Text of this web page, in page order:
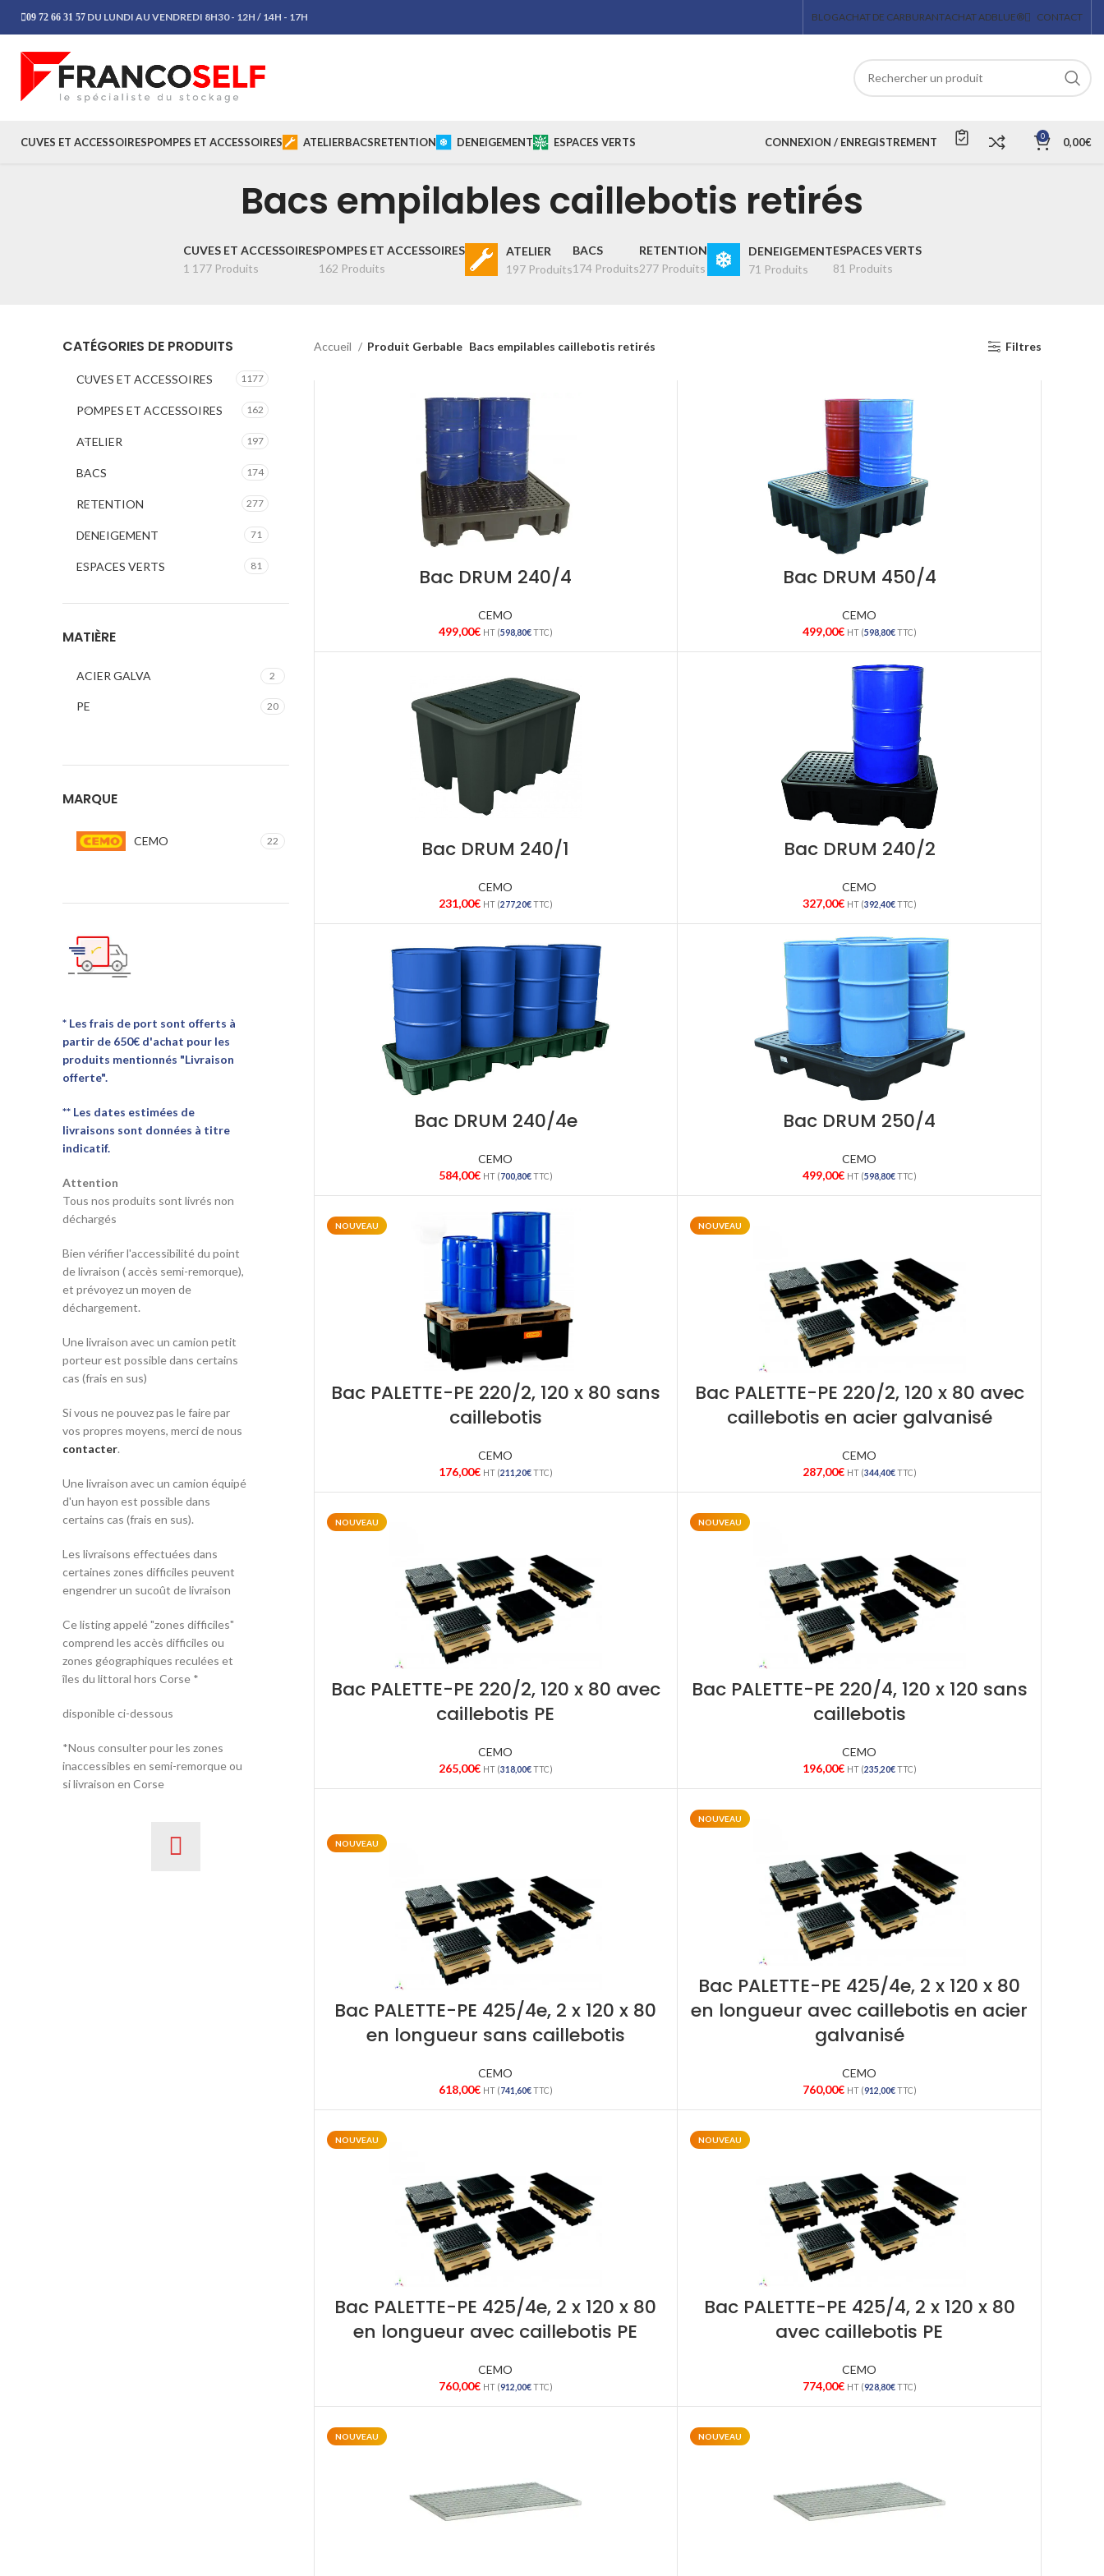
09 72 66 31 57 DU LUNDI AU VENDREDI 8H30 - 12H / 14H - 17H BLOGACHAT DE CARBURANTACHAT ADBLUE® CONTACT
CUVES ET ACCESSOIRESPOMPES ET ACCESSOIRES ATELIERBACSRETENTION DENEIGEMENT ESPACES VERTS CONNEXION / ENREGISTREMENT 0 0,00€
Bacs empilables caillebotis retirés
CUVES ET ACCESSOIRES
1 177 Produits
POMPES ET ACCESSOIRES
162 Produits
ATELIER
197 Produits
BACS
174 Produits
RETENTION
277 Produits
DENEIGEMENT
71 Produits
ESPACES VERTS
81 Produits
CATÉGORIES DE PRODUITS
CUVES ET ACCESSOIRES 1177
POMPES ET ACCESSOIRES 162
ATELIER 197
BACS 174
RETENTION 277
DENEIGEMENT 71
ESPACES VERTS 81
MATIÈRE
ACIER GALVA 2
PE 20
MARQUE
CEMO 22
* Les frais de port sont offerts à
partir de 650€ d'achat pour les
produits mentionnés "Livraison
offerte".
** Les dates estimées de
livraisons sont données à titre
indicatif.
Attention
Tous nos produits sont livrés non
déchargés
Bien vérifier l'accessibilité du point
de livraison ( accès semi-remorque),
et prévoyez un moyen de
déchargement.
Une livraison avec un camion petit
porteur est possible dans certains
cas (frais en sus)
Si vous ne pouvez pas le faire par
vos propres moyens, merci de nous
contacter.
Une livraison avec un camion équipé
d'un hayon est possible dans
certains cas (frais en sus).
Les livraisons effectuées dans
certaines zones difficiles peuvent
engendrer un sucoût de livraison
Ce listing appelé "zones difficiles"
comprend les accès difficiles ou
zones géographiques reculées et
îles du littoral hors Corse *
disponible ci-dessous
*Nous consulter pour les zones
inaccessibles en semi-remorque ou
si livraison en Corse
Accueil Produit Gerbable Bacs empilables caillebotis retirés Filtres
Bac DRUM 240/4
CEMO
499,00€ HT (598,80€TTC)
Bac DRUM 450/4
CEMO
499,00€ HT (598,80€TTC)
Bac DRUM 240/1
CEMO
231,00€ HT (277,20€TTC)
Bac DRUM 240/2
CEMO
327,00€ HT (392,40€TTC)
Bac DRUM 240/4e
CEMO
584,00€ HT (700,80€TTC)
Bac DRUM 250/4
CEMO
499,00€ HT (598,80€TTC)
NOUVEAU
Bac PALETTE-PE 220/2, 120 x 80 sans
caillebotis
CEMO
176,00€ HT (211,20€TTC)
NOUVEAU
Bac PALETTE-PE 220/2, 120 x 80 avec
caillebotis en acier galvanisé
CEMO
287,00€ HT (344,40€TTC)
NOUVEAU
Bac PALETTE-PE 220/2, 120 x 80 avec
caillebotis PE
CEMO
265,00€ HT (318,00€TTC)
NOUVEAU
Bac PALETTE-PE 220/4, 120 x 120 sans
caillebotis
CEMO
196,00€ HT (235,20€TTC)
NOUVEAU
Bac PALETTE-PE 425/4e, 2 x 120 x 80
en longueur sans caillebotis
CEMO
618,00€ HT (741,60€TTC)
NOUVEAU
Bac PALETTE-PE 425/4e, 2 x 120 x 80
en longueur avec caillebotis en acier
galvanisé
CEMO
760,00€ HT (912,00€TTC)
NOUVEAU
Bac PALETTE-PE 425/4e, 2 x 120 x 80
en longueur avec caillebotis PE
CEMO
760,00€ HT (912,00€TTC)
NOUVEAU
Bac PALETTE-PE 425/4, 2 x 120 x 80
avec caillebotis PE
CEMO
774,00€ HT (928,80€TTC)
NOUVEAU NOUVEAU